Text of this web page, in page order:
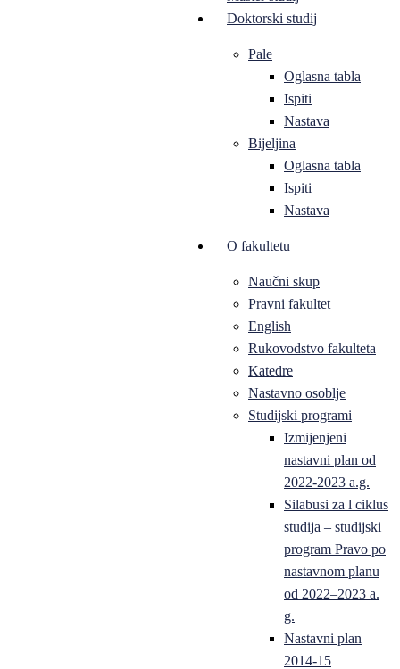
Doktorski studij
Pale
Oglasna tabla
Ispiti
Nastava
Bijeljina
Oglasna tabla
Ispiti
Nastava
O fakultetu
Naučni skup
Pravni fakultet
English
Rukovodstvo fakulteta
Katedre
Nastavno osoblje
Studijski programi
Izmijenjeni
nastavni plan od
2022-2023 a.g.
Silabusi za l ciklus
studija – studijski
program Pravo po
nastavnom planu
od 2022–2023 a.
g.
Nastavni plan
2014-15